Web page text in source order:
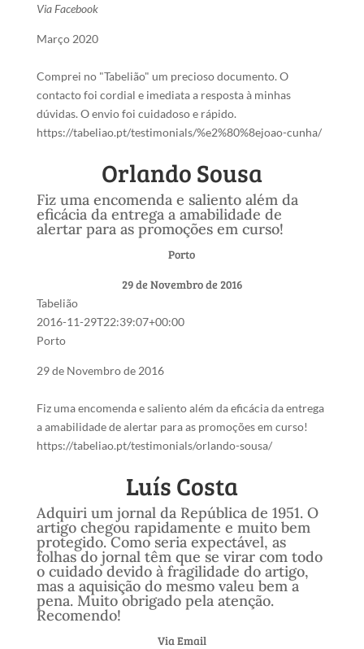
Via Facebook
Março 2020
Comprei no "Tabelião" um precioso documento. O
contacto foi cordial e imediata a resposta à minhas
dúvidas. O envio foi cuidadoso e rápido.
https://tabeliao.pt/testimonials/%e2%80%8ejoao-cunha/
Orlando Sousa
Fiz uma encomenda e saliento além da
eficácia da entrega a amabilidade de
alertar para as promoções em curso!
Porto
29 de Novembro de 2016
Tabelião
2016-11-29T22:39:07+00:00
Porto
29 de Novembro de 2016
Fiz uma encomenda e saliento além da eficácia da entrega
a amabilidade de alertar para as promoções em curso!
https://tabeliao.pt/testimonials/orlando-sousa/
Luís Costa
Adquiri um jornal da República de 1951. O
artigo chegou rapidamente e muito bem
protegido. Como seria expectável, as
folhas do jornal têm que se virar com todo
o cuidado devido à fragilidade do artigo,
mas a aquisição do mesmo valeu bem a
pena. Muito obrigado pela atenção.
Recomendo!
Via Email